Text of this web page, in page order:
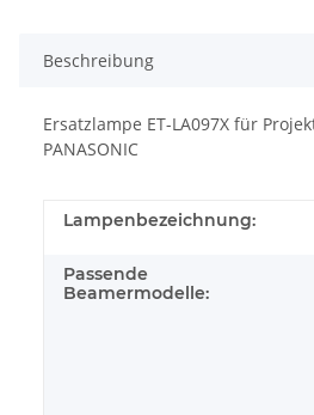
Beschreibung
Ersatzlampe ET-LA097X für
PANASONIC
Lampenbezeichnung:
Passende
Beamermodelle: